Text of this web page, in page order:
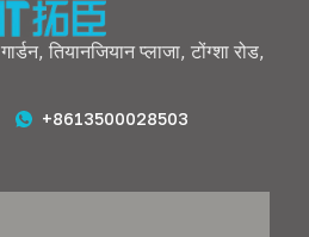
तियानजियान प्लाजा, टोंग्शा रोड,
+8613500028503